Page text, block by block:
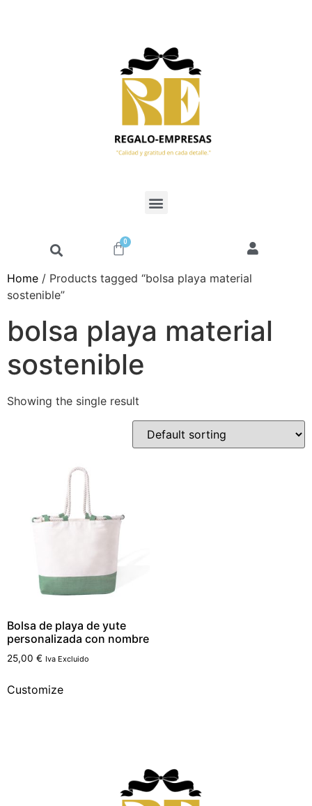
0
Home / Products tagged “bolsa playa material
sostenible”
bolsa playa material
sostenible
Showing the single result
Bolsa de playa de yute
personalizada con nombre
25,00 € Iva Excluido
Customize